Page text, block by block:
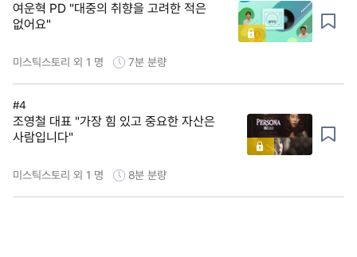
여운혁 PD "대중의 취향을 고려한 적은
없어요"
미스틱스토리 외 1 명 7분 분량
#4
조영철 대표 "가장 힘 있고 중요한 자산은
사람입니다"
미스틱스토리 외 1 명 8분 분량